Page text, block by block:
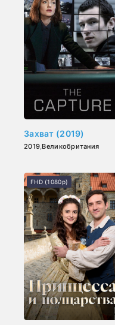
Захват (2019)
2019,Великобритания
FHD (1080p)